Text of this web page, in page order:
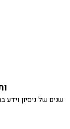
שנים של ניסיון